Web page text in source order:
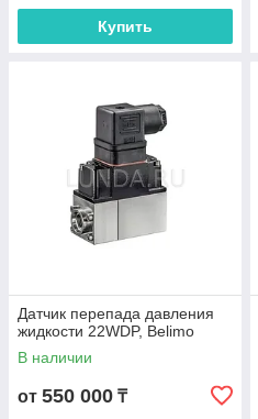
Купить
Датчик перепада давления
жидкости 22WDP, Belimo
В наличии
от 550 000 ₸